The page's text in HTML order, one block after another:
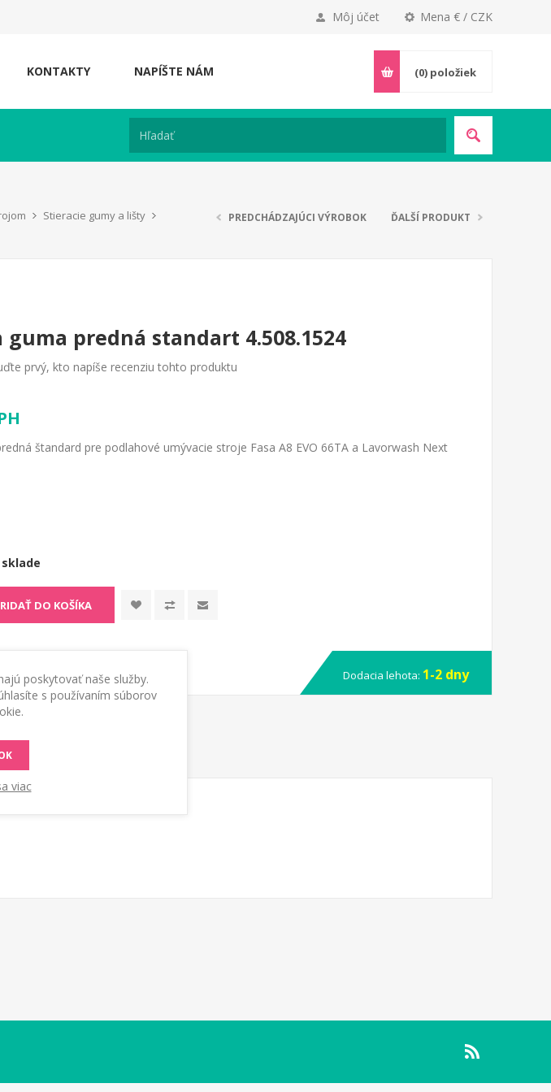
Mena € / CZK
Môj účet
KONTAKTY NAPÍŠTE NÁM (0) položiek
Stieracie gumy a lišty
PREDCHÁDZAJÚCI VÝROBOK ĎALŠÍ PRODUKT
guma predná standart 4.508.1524
prvý, kto napíše recenziu tohto produktu
štandard pre podlahové umývacie stroje Fasa A8 EVO 66TA a Lavorwash Next
sklade
DO KOŠÍKA
Dodacia lehota: 1-2 dny
poskytovať naše služby.
s používaním súborov
viac